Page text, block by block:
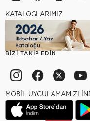
KATALOGLARIMIZ
BIZI TAKIP EDIN
MOBİL UYGULAMAMIZI